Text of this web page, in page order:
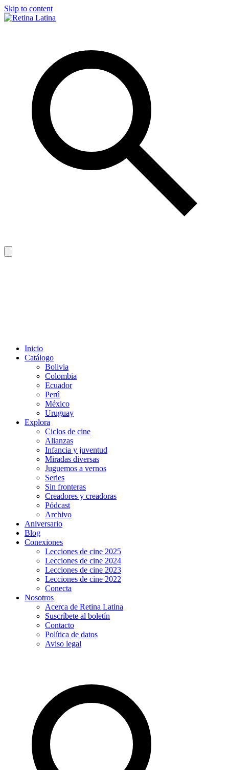
Skip to content
Inicio
Catálogo
Bolivia
Colombia
Ecuador
Perú
México
Uruguay
Explora
Ciclos de cine
Alianzas
Infancia y juventud
Miradas diversas
Juguemos a vernos
Series
Sin fronteras
Creadores y creadoras
Pódcast
Archivo
Aniversario
Blog
Conexiones
Lecciones de cine 2025
Lecciones de cine 2024
Lecciones de cine 2023
Lecciones de cine 2022
Conecta
Nosotros
Acerca de Retina Latina
Suscríbete al boletín
Contacto
Política de datos
Aviso legal